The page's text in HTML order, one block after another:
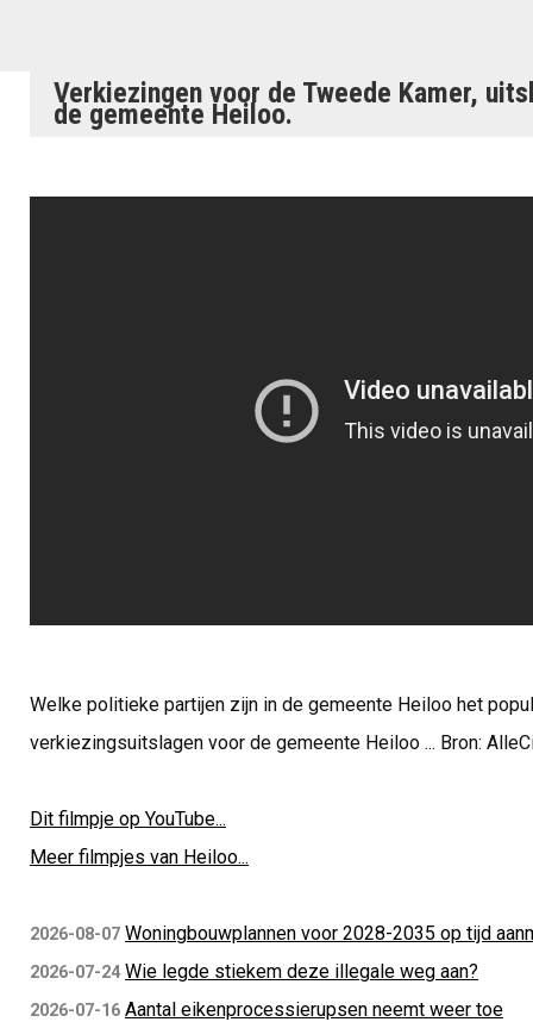
Verkiezingen voor de Tweede Kamer,
de gemeente Heiloo.
Welke politieke partijen zijn in de gemeente Heiloo het
verkiezingsuitslagen voor de gemeente Heiloo ... Bron:
Dit filmpje op YouTube...
Meer filmpjes van Heiloo...
2026-08-07 Woningbouwplannen voor 2028-2035 op tijd
2026-07-24 Wie legde stiekem deze illegale weg aan?
2026-07-16 Aantal eikenprocessierupsen neemt weer toe